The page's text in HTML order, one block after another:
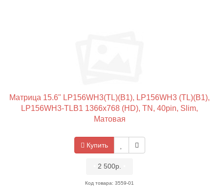
Матрица 15.6" LP156WH3(TL)(B1), LP156WH3 (TL)(B1),
LP156WH3-TLB1 1366x768 (HD), TN, 40pin, Slim,
Матовая
Купить
2 500р.
Код товара: 3559-01